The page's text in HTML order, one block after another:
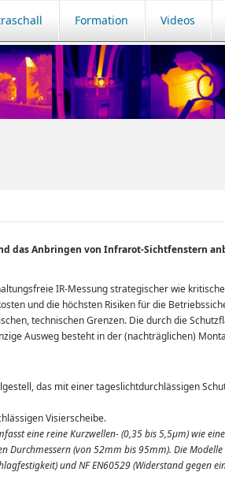
Formation Videos
das Anbringen von Infrarot-Sichtfenstern
IR-Messung strategischer wie
und die höchsten Risiken für die
technischen Grenzen. Die durch die
Ausweg besteht in der (nachträglichen)
das mit einer tageslichtdurchlässigen
Visierscheibe.
eine reine Kurzwellen- (0,35 bis 5,5µm) wie
Durchmessern (von 52mm bis 95mm). Die
und NF EN60529 (Widerstand gegen